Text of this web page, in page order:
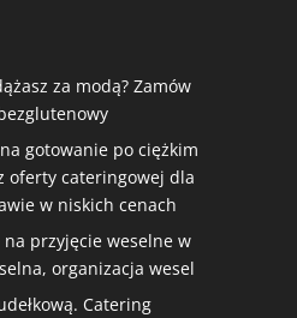
za modą? Zamów
gotowanie po ciężkim
oferty cateringowej dla
w niskich cenach
przyjęcie weselne w
organizacja wesel
Catering